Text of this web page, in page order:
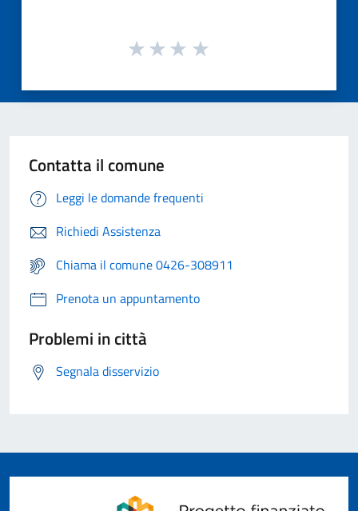
Contatta il comune
Leggi le domande frequenti
Richiedi Assistenza
Chiama il comune 0426-308911
Prenota un appuntamento
Problemi in città
Segnala disservizio